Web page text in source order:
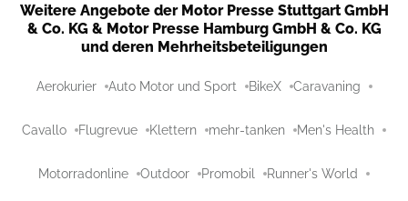
Weitere Angebote der Motor Presse Stuttgart GmbH
& Co. KG & Motor Presse Hamburg GmbH & Co. KG
und deren Mehrheitsbeteiligungen
Aerokurier Auto Motor und Sport BikeX Caravaning
Cavallo Flugrevue Klettern mehr-tanken Men's Health
Motorradonline Outdoor Promobil Runner's World